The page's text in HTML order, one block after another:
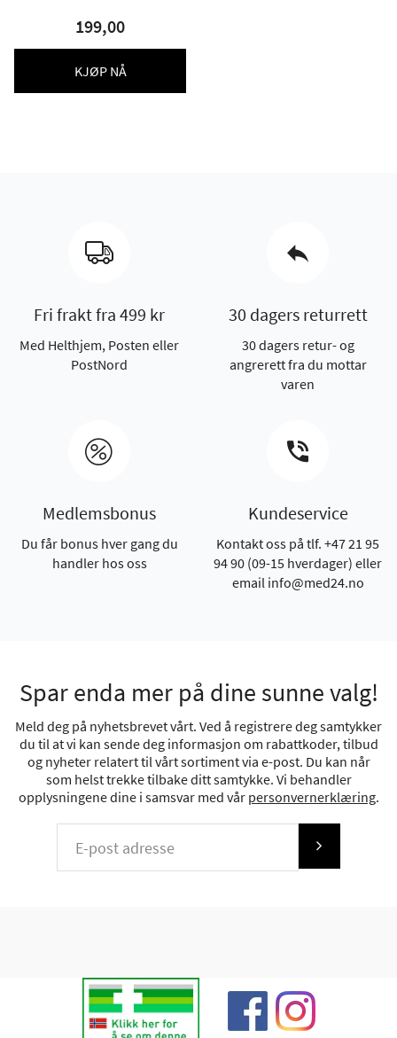
199,00
KJØP NÅ
Fri frakt fra 499 kr
Med Helthjem, Posten eller
PostNord
30 dagers returrett
30 dagers retur- og
angrerett fra du mottar
varen
Medlemsbonus
Du får bonus hver gang du
handler hos oss
Kundeservice
Kontakt oss på tlf. +47 21 95
94 90 (09-15 hverdager) eller
email info@med24.no
Spar enda mer på dine sunne valg!
Meld deg på nyhetsbrevet vårt. Ved å registrere deg samtykker
du til at vi kan sende deg informasjon om rabattkoder, tilbud
og nyheter relatert til vårt sortiment via e-post. Du kan når
som helst trekke tilbake ditt samtykke. Vi behandler
opplysningene dine i samsvar med vår personvernerklæring.